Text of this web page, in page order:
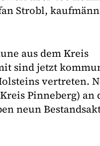
Strobl,
aus dem Kreis
sind jetzt
vertreten.
Pinneberg) an
neun